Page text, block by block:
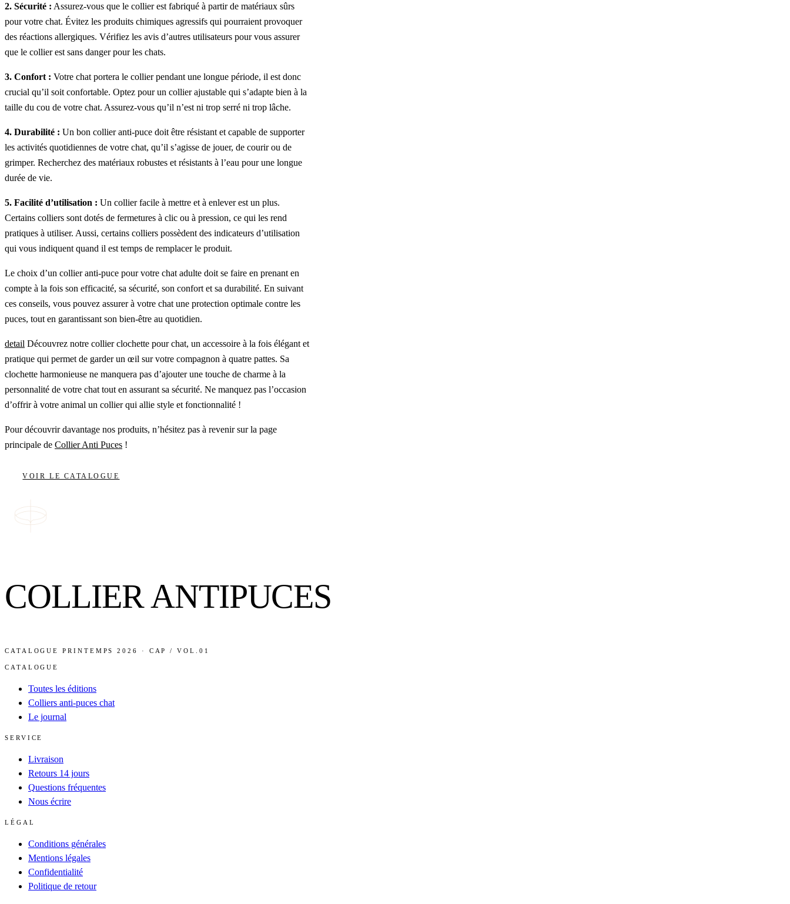
2. Sécurité : Assurez-vous que le collier est fabriqué à partir de matériaux sûrs
pour votre chat. Évitez les produits chimiques agressifs qui pourraient provoquer
des réactions allergiques. Vérifiez les avis d’autres utilisateurs pour vous assurer
que le collier est sans danger pour les chats.
3. Confort : Votre chat portera le collier pendant une longue période, il est donc
crucial qu’il soit confortable. Optez pour un collier ajustable qui s’adapte bien à la
taille du cou de votre chat. Assurez-vous qu’il n’est ni trop serré ni trop lâche.
4. Durabilité : Un bon collier anti-puce doit être résistant et capable de supporter
les activités quotidiennes de votre chat, qu’il s’agisse de jouer, de courir ou de
grimper. Recherchez des matériaux robustes et résistants à l’eau pour une longue
durée de vie.
5. Facilité d’utilisation : Un collier facile à mettre et à enlever est un plus.
Certains colliers sont dotés de fermetures à clic ou à pression, ce qui les rend
pratiques à utiliser. Aussi, certains colliers possèdent des indicateurs d’utilisation
qui vous indiquent quand il est temps de remplacer le produit.
Le choix d’un collier anti-puce pour votre chat adulte doit se faire en prenant en
compte à la fois son efficacité, sa sécurité, son confort et sa durabilité. En suivant
ces conseils, vous pouvez assurer à votre chat une protection optimale contre les
puces, tout en garantissant son bien-être au quotidien.
detail Découvrez notre collier clochette pour chat, un accessoire à la fois élégant et
pratique qui permet de garder un œil sur votre compagnon à quatre pattes. Sa
clochette harmonieuse ne manquera pas d’ajouter une touche de charme à la
personnalité de votre chat tout en assurant sa sécurité. Ne manquez pas l’occasion
d’offrir à votre animal un collier qui allie style et fonctionnalité !
Pour découvrir davantage nos produits, n’hésitez pas à revenir sur la page
principale de Collier Anti Puces !
VOIR LE CATALOGUE
COLLIER ANTIPUCES
CATALOGUE PRINTEMPS 2026 · CAP / VOL.01
CATALOGUE
Toutes les éditions
Colliers anti-puces chat
Le journal
SERVICE
Livraison
Retours 14 jours
Questions fréquentes
Nous écrire
LÉGAL
Conditions générales
Mentions légales
Confidentialité
Politique de retour